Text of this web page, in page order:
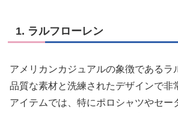
1. ラルフローレン
アメリカンカジュアルの象徴であるラ
品質な素材と洗練されたデザインで非
アイテムでは、特にポロシャツやセー